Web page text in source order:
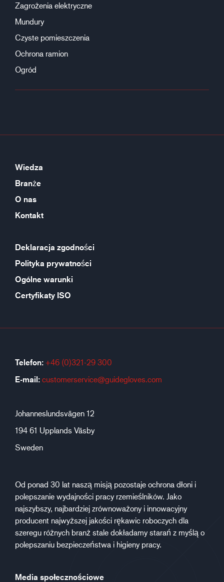
Zagrożenia elektryczne
Mundury
Czyste pomieszczenia
Ochrona ramion
Ogród
Wiedza
Branże
O nas
Kontakt
Deklaracja zgodności
Polityka prywatności
Ogólne warunki
Certyfikaty ISO
Telefon: +46 (0)321-29 300
E-mail: customerservice@guidegloves.com
Johanneslundsvägen 12
194 61 Upplands Väsby
Sweden
Od ponad 30 lat naszą misją pozostaje ochrona dłoni i
polepszanie wydajności pracy rzemieślników. Jako
najszybszy, najbardziej zrównoważony i innowacyjny
producent najwyższej jakości rękawic roboczych dla
szeregu różnych branż stale dokładamy starań z myślą o
polepszaniu bezpieczeństwa i higieny pracy.
Media społecznościowe